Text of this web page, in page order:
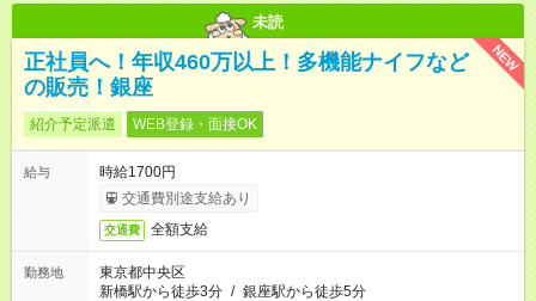
未読
NEW
正社員へ！年収460万以上！多機能ナイフなど
の販売！銀座
紹介予定派遣 WEB登録・面接OK
給与
時給1700円
交通費別途支給あり
交通費 全額支給
勤務地
東京都中央区
新橋駅から徒歩3分 / 銀座駅から徒歩5分